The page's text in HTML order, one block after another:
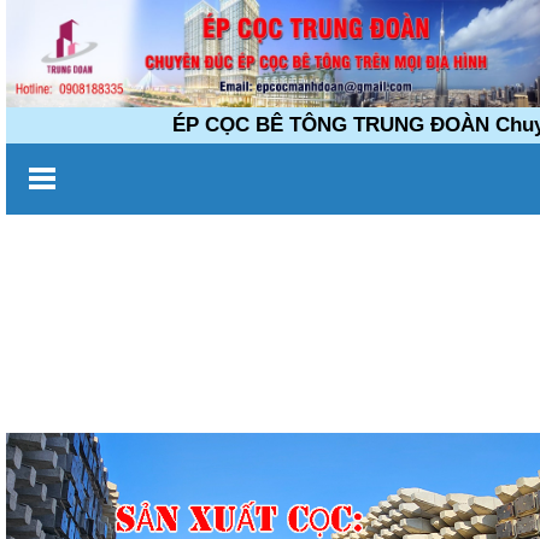
ÉP CỌC BÊ TÔNG TRUNG ĐOÀN